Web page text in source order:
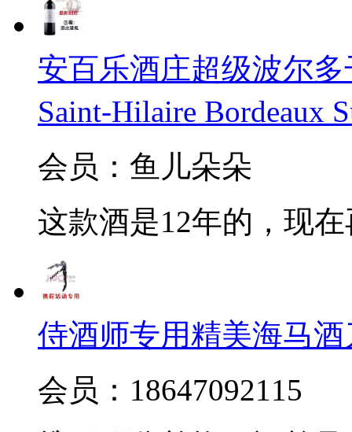
安百乐酒庄超级波尔多
Saint-Hilaire Bordeaux
会员：鱼儿朵朵
这款酒是12年的，现
侍酒师专用精美海马
会员：18647092115